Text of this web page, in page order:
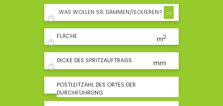
WAS WOLLEN SIE DÄMMEN/ISOLIEREN?
FLÄCHE m2
DICKE DES SPRITZAUFTRAGS mm
POSTLEITZAHL DES ORTES DER
DURCHFÜHRUNG